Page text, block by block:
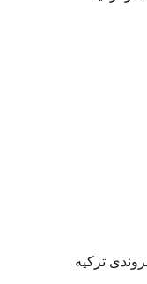
ترکیه